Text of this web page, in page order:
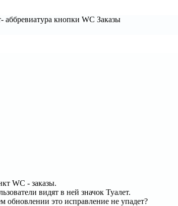
аббревиатура кнопки WC Заказы
WC - заказы.
видят в ней значок Туалет.
обновлении это исправление не упадет?